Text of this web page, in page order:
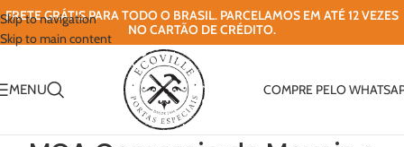
Skip to navigation
Skip to main content
FRETE GRÁTIS PARA TODO O BRASIL. PARCELAMOS EM ATÉ 12 VEZES
NO CARTÃO DE CRÉDITO.
MENU COMPRE PELO